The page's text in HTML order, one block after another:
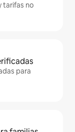
tarifas no
para